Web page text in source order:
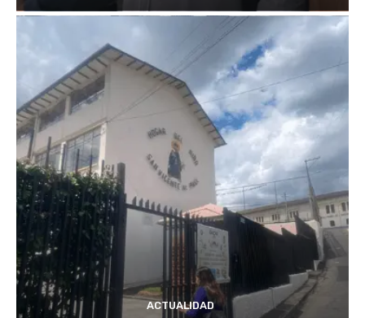
ACTUALIDAD